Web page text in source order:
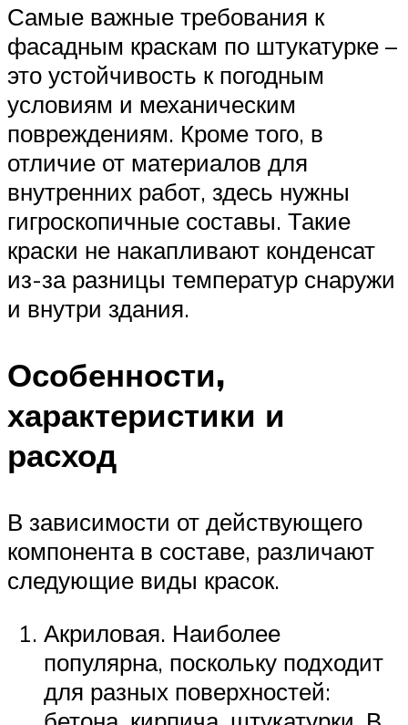
Самые важные требования к
фасадным краскам по штукатурке –
это устойчивость к погодным
условиям и механическим
повреждениям. Кроме того, в
отличие от материалов для
внутренних работ, здесь нужны
гигроскопичные составы. Такие
краски не накапливают конденсат
из-за разницы температур снаружи
и внутри здания.
Особенности,
характеристики и
расход
В зависимости от действующего
компонента в составе, различают
следующие виды красок.
Акриловая. Наиболее
популярна, поскольку подходит
для разных поверхностей: